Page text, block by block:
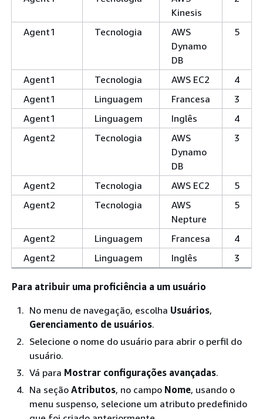
Kinesis
Agent1 Tecnologia
AWS
Dynamo
DB
5
Agent1 Tecnologia AWS EC2
4
Agent1
Linguagem Francesa
3
Agent1
Linguagem Inglês
4
Agent2
Tecnologia
AWS
Dynamo
DB
3
Agent2 Tecnologia AWS EC2
5
Agent2
Tecnologia
AWS
Nepture
5
Agent2 Linguagem Francesa
4
Agent2
Linguagem Inglês 3
Para atribuir uma proficiência a um usuário
No menu de navegação, escolha Usuários,
Gerenciamento de usuários.
Selecione o nome do usuário para abrir o perfil do
usuário.
Vá para Mostrar configurações avançadas.
Na seção Atributos, no campo Nome, usando o
menu suspenso, selecione um atributo predefinido